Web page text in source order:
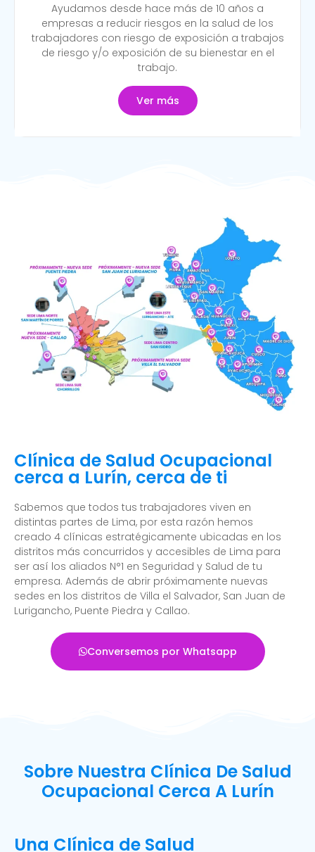
Ayudamos desde hace más de 10 años a
empresas a reducir riesgos en la salud de los
trabajadores con riesgo de exposición a trabajos
de riesgo y/o exposición de su bienestar en el
trabajo.
Ver más
Clínica de Salud Ocupacional
cerca a Lurín, cerca de ti
Sabemos que todos tus trabajadores viven en
distintas partes de Lima, por esta razón hemos
creado 4 clínicas estratégicamente ubicadas en los
distritos más concurridos y accesibles de Lima para
ser así los aliados N°1 en Seguridad y Salud de tu
empresa. Además de abrir próximamente nuevas
sedes en los distritos de Villa el Salvador, San Juan de
Lurigancho, Puente Piedra y Callao.
Conversemos por Whatsapp
Sobre Nuestra Clínica De Salud
Ocupacional Cerca A Lurín
Una Clínica de Salud